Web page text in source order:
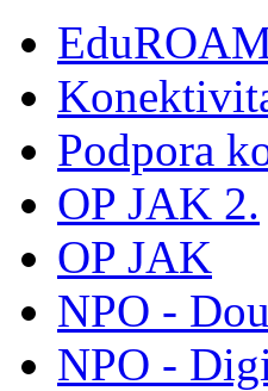
Podpora
OP JAK 2.
OP JAK
NPO -
NPO -